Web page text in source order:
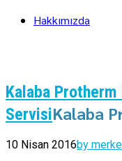
Hakkımızda
Kalaba Protherm
ServisiKalaba
10 Nisan 2016by